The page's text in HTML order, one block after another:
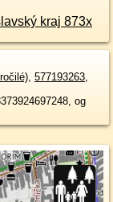
kraj 873x
, 577193263,
og